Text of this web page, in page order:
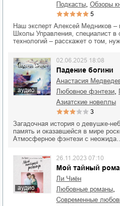
подкасты обзоры
5
Наш эксперт Алексей Медников –
Школы Управления, специалист
технологий – расскажет о том,
аудио
Падение богини
02.06.2025 18:08
Анастасия
любовное фэнтези
азиатские новеллы
3
Загадочная история о девушке-
память и оказавшейся в мире
Атмосферное фэнтези с
аудио
Мой тайный
26.11.2023 07:10
Ли Чиён
любовные романы
современные